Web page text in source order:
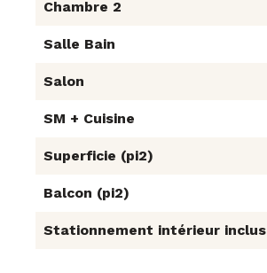
Chambre 2
Salle Bain
Salon
SM + Cuisine
Superficie (pi2)
Balcon (pi2)
Stationnement intérieur inclus